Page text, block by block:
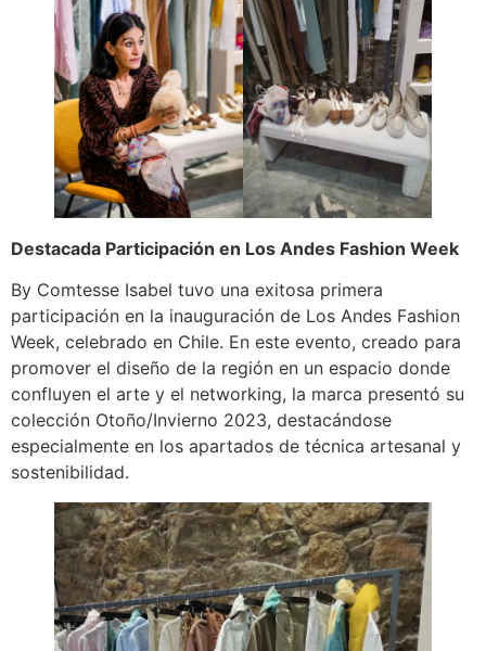
Destacada Participación en Los Andes Fashion Week
By Comtesse Isabel tuvo una exitosa primera
participación en la inauguración de Los Andes Fashion
Week, celebrado en Chile. En este evento, creado para
promover el diseño de la región en un espacio donde
confluyen el arte y el networking, la marca presentó su
colección Otoño/Invierno 2023, destacándose
especialmente en los apartados de técnica artesanal y
sostenibilidad.